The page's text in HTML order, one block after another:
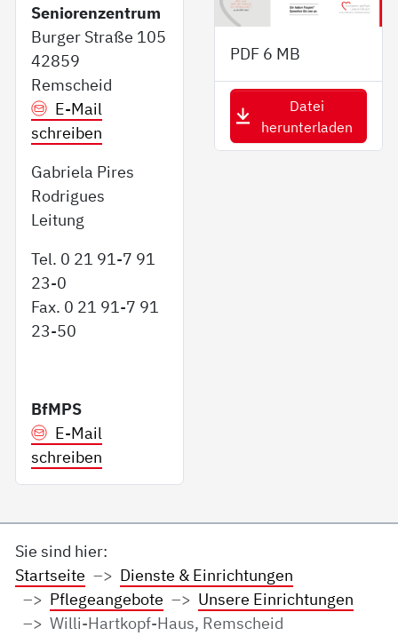
Seniorenzentrum
Burger Straße 105
42859
Remscheid
E-Mail
schreiben
Gabriela Pires
Rodrigues
Leitung
Tel. 0 21 91-7 91
23-0
Fax. 0 21 91-7 91
23-50
BfMPS
E-Mail
schreiben
PDF 6 MB
Datei
herunterladen
Sie sind hier:
Startseite
Dienste & Einrichtungen
Pflegeangebote
Unsere Einrichtungen
Willi-Hartkopf-Haus, Remscheid